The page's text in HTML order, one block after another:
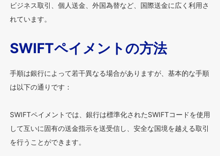
ビジネス取引、個人送金、外国為替など、国際送金に広く利用さ
れています。
SWIFTペイメントの方法
手順は銀行によって若干異なる場合がありますが、基本的な手順
は以下の通りです：
SWIFTペイメントでは、銀行は標準化されたSWIFTコードを使用
して互いに固有の送金指示を送受信し、安全な国境を越える取引
を行うことができます。